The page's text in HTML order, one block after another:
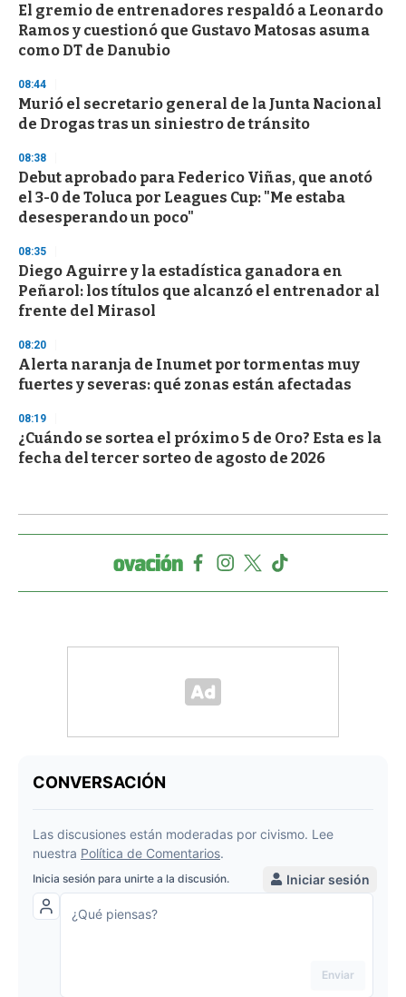
El gremio de entrenadores respaldó a Leonardo
Ramos y cuestionó que Gustavo Matosas asuma
como DT de Danubio
08:44
Murió el secretario general de la Junta Nacional
de Drogas tras un siniestro de tránsito
08:38
Debut aprobado para Federico Viñas, que anotó
el 3-0 de Toluca por Leagues Cup: "Me estaba
desesperando un poco"
08:35
Diego Aguirre y la estadística ganadora en
Peñarol: los títulos que alcanzó el entrenador al
frente del Mirasol
08:20
Alerta naranja de Inumet por tormentas muy
fuertes y severas: qué zonas están afectadas
08:19
¿Cuándo se sortea el próximo 5 de Oro? Esta es la
fecha del tercer sorteo de agosto de 2026